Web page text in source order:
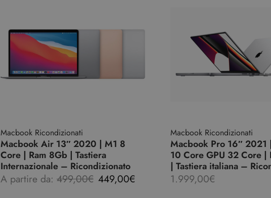
Macbook Ricondizionati
Macbook Air 13″ 2020 | M1 8
Core | Ram 8Gb | Tastiera
Internazionale – Ricondizionato
A partire da: 499,00€ 449,00€
Macbook Ricondizionati
Macbook Pro 16″ 2021
10 Core GPU 32 Core |
| Tastiera italiana –
1.999,00€